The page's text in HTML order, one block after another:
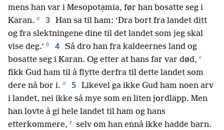
mens han var i Mesopotạmia, før han bosatte seg i
Karan. a 3 Han sa til ham: ‘Dra bort fra landet ditt
og fra slektningene dine til det landet som jeg skal
vise deg.’ b 4 Så dro han fra kaldeernes land og
bosatte seg i Karan. Og etter at hans far var død, c
fikk Gud ham til å flytte derfra til dette landet som
dere nå bor i. d 5 Likevel ga ikke Gud ham noen arv
i landet, nei ikke så mye som en liten jordlapp. Men
han lovte å gi hele landet til ham og hans
etterkommere, e selv om han ennå ikke hadde barn.